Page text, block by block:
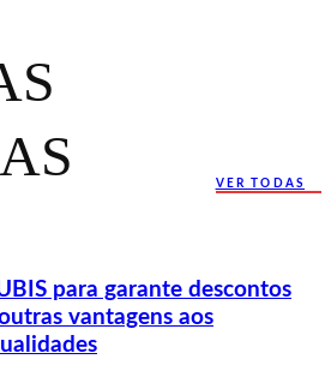
VER TODAS
para garante descontos
vantagens aos